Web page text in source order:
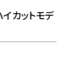
イカットモデ